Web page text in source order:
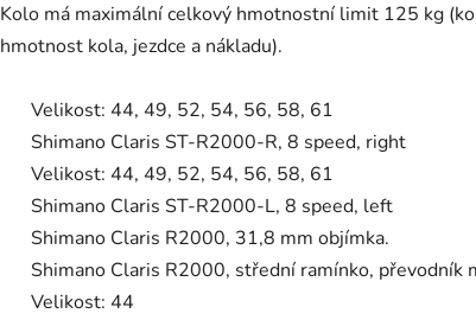
Kolo má maximální celkový hmotnostní limit 125 kg
hmotnost kola, jezdce a nákladu).
Velikost: 44, 49, 52, 54, 56, 58, 61
Shimano Claris ST-R2000-R, 8 speed, right
Velikost: 44, 49, 52, 54, 56, 58, 61
Shimano Claris ST-R2000-L, 8 speed, left
Shimano Claris R2000, 31,8 mm objímka.
Shimano Claris R2000, střední ramínko, převodník
Velikost: 44